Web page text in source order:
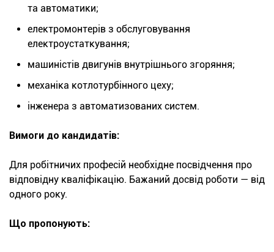
та автоматики;
електромонтерів з обслуговування
електроустаткування;
машиністів двигунів внутрішнього згоряння;
механіка котлотурбінного цеху;
інженера з автоматизованих систем.
Вимоги до кандидатів:
Для робітничих професій необхідне посвідчення про
відповідну кваліфікацію. Бажаний досвід роботи — від
одного року.
Що пропонують: